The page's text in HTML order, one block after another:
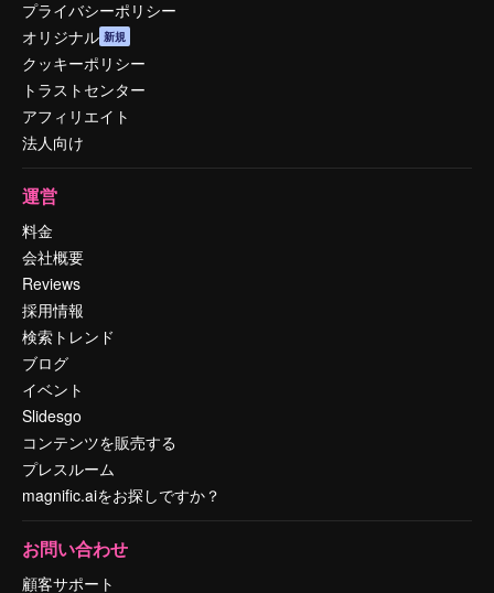
プライバシーポリシー
オリジナル 新規
クッキーポリシー
トラストセンター
アフィリエイト
法人向け
運営
料金
会社概要
Reviews
採用情報
検索トレンド
ブログ
イベント
Slidesgo
コンテンツを販売する
プレスルーム
magnific.aiをお探しですか？
お問い合わせ
顧客サポート